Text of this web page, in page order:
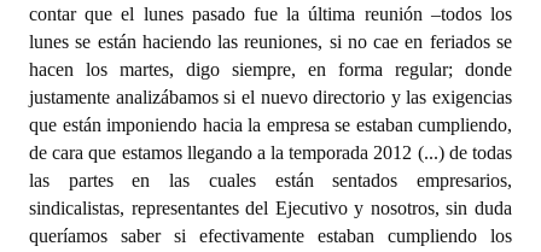
contar que el lunes pasado fue la última reunión –todos los
lunes se están haciendo las reuniones, si no cae en feriados se
hacen los martes, digo siempre, en forma regular; donde
justamente analizábamos si el nuevo directorio y las exigencias
que están imponiendo hacia la empresa se estaban cumpliendo,
de cara que estamos llegando a la temporada 2012 (...) de todas
las partes en las cuales están sentados empresarios,
sindicalistas, representantes del Ejecutivo y nosotros, sin duda
queríamos saber si efectivamente estaban cumpliendo los